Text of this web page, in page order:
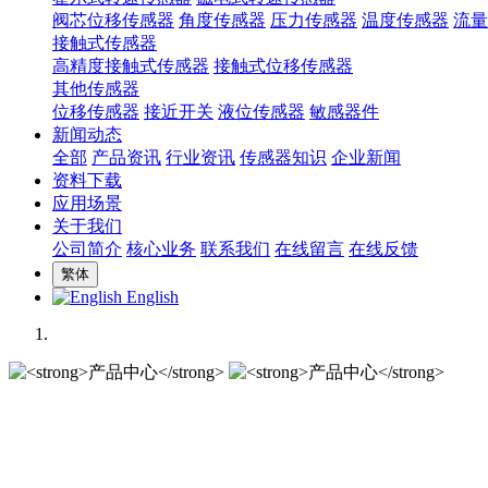
阀芯位移传感器 角度传感器 压力传感器 温度传感器 流
接触式传感器
高精度接触式传感器 接触式位移传感器
其他传感器
位移传感器 接近开关 液位传感器 敏感器件
新闻动态
全部 产品资讯 行业资讯 传感器知识 企业新闻
资料下载
应用场景
关于我们
公司简介 核心业务 联系我们 在线留言 在线反馈
繁体
English